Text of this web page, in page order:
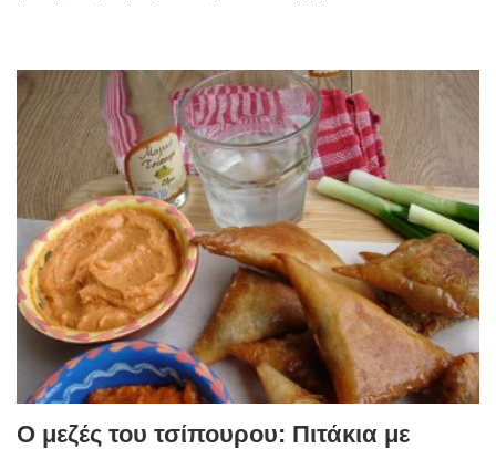
Ο μεζές του τσίπουρου: Πιτάκια με